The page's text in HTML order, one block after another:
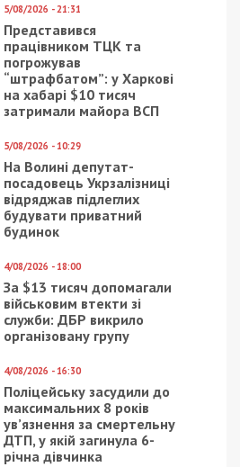
5/08/2026 - 21:31
Представився
працівником ТЦК та
погрожував
“штрафбатом”: у Харкові
на хабарі $10 тисяч
затримали майора ВСП
5/08/2026 - 10:29
На Волині депутат-
посадовець Укрзалізниці
відряджав підлеглих
будувати приватний
будинок
4/08/2026 - 18:00
За $13 тисяч допомагали
військовим втекти зі
служби: ДБР викрило
організовану групу
4/08/2026 - 16:30
Поліцейську засудили до
максимальних 8 років
ув’язнення за смертельну
ДТП, у якій загинула 6-
річна дівчинка